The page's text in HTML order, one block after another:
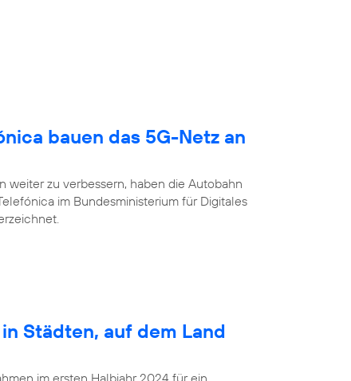
bauen das 5G-Netz an
zu verbessern, haben die Autobahn
im Bundesministerium für Digitales
Städten, auf dem Land
im ersten Halbjahr 2024 für ein